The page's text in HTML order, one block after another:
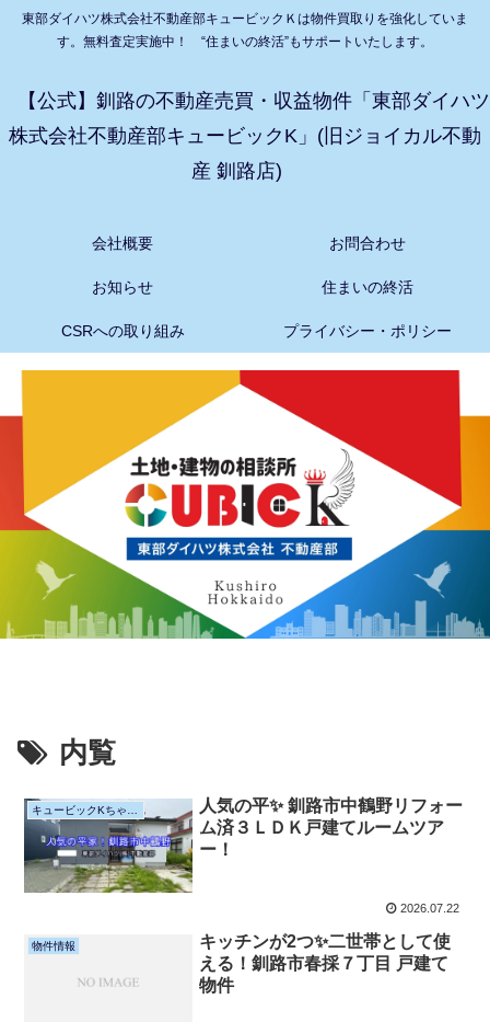
東部ダイハツ株式会社不動産部キュービックＫは物件買取りを強化していま
す。無料査定実施中！ “住まいの終活”もサポートいたします。
【公式】釧路の不動産売買・収益物件「東部ダイハツ
株式会社不動産部キュービックK」(旧ジョイカル不動
産 釧路店)
会社概要 お問合わせ
お知らせ 住まいの終活
CSRへの取り組み プライバシー・ポリシー
内覧
キュービックKちゃんねる
人気の平✨ 釧路市中鶴野リフォー
ム済３ＬＤＫ戸建てルームツア
ー！
2026.07.22
物件情報
キッチンが2つ✨二世帯として使
える！釧路市春採７丁目 戸建て
物件